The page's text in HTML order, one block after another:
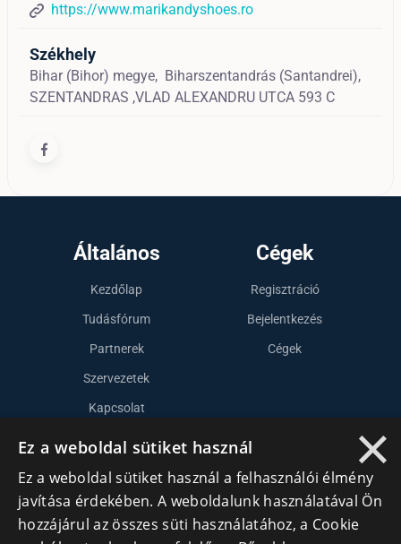
https://www.marikandyshoes.ro
Székhely
Bihar (Bihor) megye, Biharszentandrás (Santandrei),
SZENTANDRAS ,VLAD ALEXANDRU UTCA 593 C
Általános
Kezdőlap
Tudásfórum
Partnerek
Szervezetek
Kapcsolat
Cégek
Regisztráció
Bejelentkezés
Cégek
Lépj kapcsolatba velünk
info@cegek.ro
+40 740 856 970
×
Ez a weboldal sütiket használ
Ez a weboldal sütiket használ a felhasználói élmény
javítása érdekében. A weboldalunk használatával Ön
hozzájárul az összes süti használatához, a Cookie